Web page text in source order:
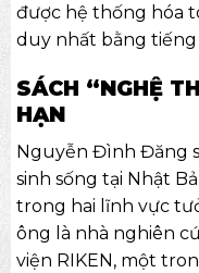
được hệ thống hóa
duy nhất bằng tiếng
SÁCH “NGHỆ
HẠN
Nguyễn Đình Đăng
sinh sống tại Nhật
trong hai lĩnh vực
ông là nhà nghiên
viện RIKEN, một